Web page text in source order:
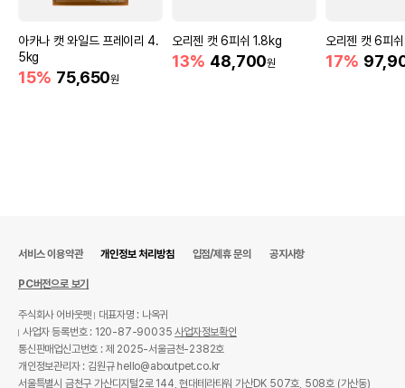
아카나 캣 와일드 프레이리 4.
5kg
15% 75,650원
오리젠 캣 6피쉬 1.8kg
13% 48,700원
오리젠 캣 6피
17%
서비스 이용약관 개인정보 처리방침 입점/제휴 문의 공지사항
PC버전으로 보기
주식회사 어바웃펫
대표자명 : 나옥귀
사업자 등록번호 : 120-87-90035사업자정보확인
통신판매업신고번호 : 제 2025-서울금천-2382호
개인정보관리자 : 김원규 hello@aboutpet.co.kr
서울특별시 금천구 가산디지털2로 144, 현대테라타워 가산DK 507호, 508호 (가산동)